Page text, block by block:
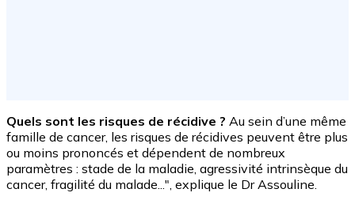
Quels sont les risques de récidive ? Au sein d’une même
famille de cancer, les risques de récidives peuvent être plus
ou moins prononcés et dépendent de nombreux
paramètres : stade de la maladie, agressivité intrinsèque du
cancer, fragilité du malade...", explique le Dr Assouline.